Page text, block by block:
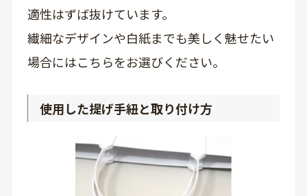
適性はずば抜けています。
繊細なデザインや白紙までも美しく魅せたい
場合にはこちらをお選びください。
使用した提げ手紐と取り付け方